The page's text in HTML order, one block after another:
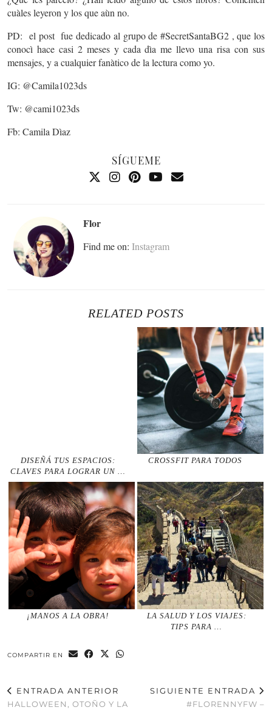
cuàles leyeron y los que aùn no.
PD: el post fue dedicado al grupo de #SecretSantaBG2 , que los
conocì hace casi 2 meses y cada dìa me llevo una risa con sus
mensajes, y a cualquier fanàtico de la lectura como yo.
IG: @Camila1023ds
Tw: @cami1023ds
Fb: Camila Dìaz
SÍGUEME
Flor
Find me on: Instagram
RELATED POSTS
DISEÑÁ TUS ESPACIOS:
CLAVES PARA LOGRAR UN …
CROSSFIT PARA TODOS
¡MANOS A LA OBRA!
LA SALUD Y LOS VIAJES:
TIPS PARA …
COMPARTIR EN
ENTRADA ANTERIOR
HALLOWEEN, OTOÑO Y LA
SIGUIENTE ENTRADA
#FLORENNYFW –